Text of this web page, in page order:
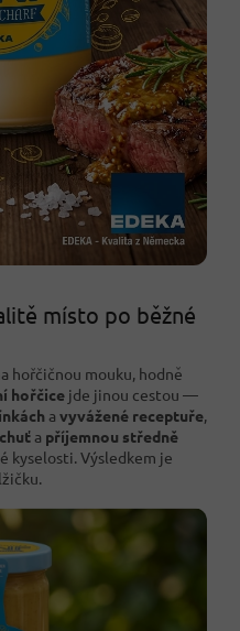
místo po běžné
hořčičnou mouku, hodně
hořčice jde jinou cestou —
a vyvážené receptuře,
a příjemnou středně
kyselosti. Výsledkem je